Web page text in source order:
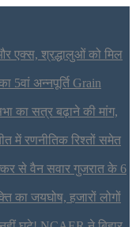
एक्स, श्रद्धालुओं को मिल
5वां अन्नपूर्ति Grain
का सत्र बढ़ाने की मांग,
में रणनीतिक रिश्तों समेत
से वैन सवार गुजरात के 6
का जयघोष, हजारों लोगों